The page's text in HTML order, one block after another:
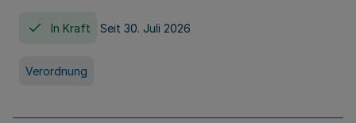
In Kraft Seit 30. Juli 2026
Verordnung